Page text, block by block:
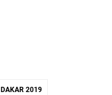
DAKAR 2019